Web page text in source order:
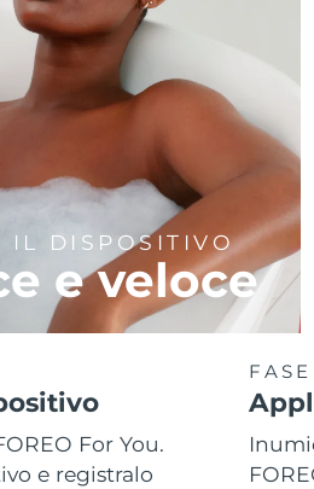
IL DISPOSITIVO
e veloce
For You.
e registralo